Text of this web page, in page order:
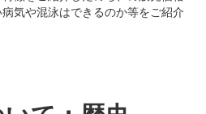
気や混泳はできるのか等をご紹介